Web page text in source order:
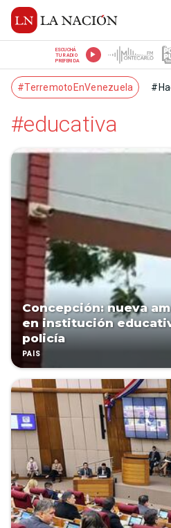
ESCUCHÁ
TU RADIO
PREFERIDA
#TerremotoEnVenezuela
#educativa
Concepción: nueva
en institución
policía
PAÍS